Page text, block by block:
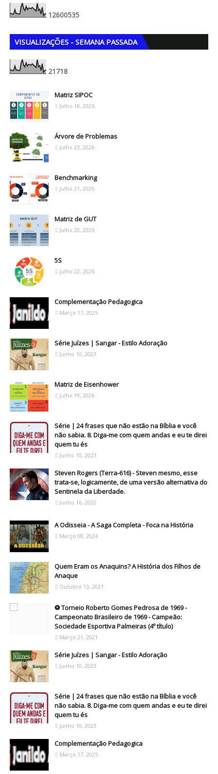
12600535
VISUALIZAÇÕES - SEMANA PASSADA
21718
Matriz SIPOC
Julho 18, 2026
Árvore de Problemas
Julho 23, 2026
Benchmarking
Julho 21, 2026
Matriz de GUT
Julho 20, 2026
5S
Julho 22, 2026
Complementação Pedagogica
Março 17, 2025
Série Juízes | Sangar - Estilo Adoração
Junho 10, 2023
Matriz de Eisenhower
Julho 19, 2026
Série | 24 frases que não estão na Bíblia e você
não sabia. 8. Diga-me com quem andas e eu te direi
quem tu és
Junho 10, 2023
Steven Rogers (Terra-616) - Steven mesmo, esse
trata-se, logicamente, de uma versão alternativa do
Sentinela da Liberdade.
Junho 16, 2022
A Odisseia - A Saga Completa - Foca na História
Março 08, 2024
Quem Eram os Anaquins? A História dos Filhos de
Anaque
Outubro 13, 2021
⚽ Torneio Roberto Gomes Pedrosa de 1969 -
Campeonato Brasileiro de 1969 - Campeão:
Sociedade Esportiva Palmeiras (4º título)
Março 21, 2021
Série Juízes | Sangar - Estilo Adoração
Junho 10, 2023
Série | 24 frases que não estão na Bíblia e você
não sabia. 8. Diga-me com quem andas e eu te direi
quem tu és
Junho 10, 2023
Complementação Pedagogica
Março 17, 2025